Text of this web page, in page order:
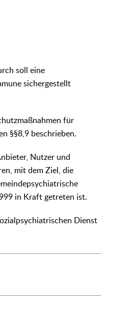
soll eine
sichergestellt
für
§§8,9 beschrieben.
Nutzer und
mit dem Ziel, die
in Kraft getreten ist.
Dienst